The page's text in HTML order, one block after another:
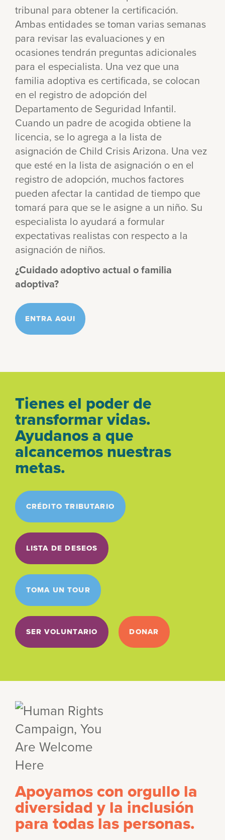
tribunal para obtener la certificación.
Ambas entidades se toman varias semanas
para revisar las evaluaciones y en
ocasiones tendrán preguntas adicionales
para el especialista. Una vez que una
familia adoptiva es certificada, se colocan
en el registro de adopción del
Departamento de Seguridad Infantil.
Cuando un padre de acogida obtiene la
licencia, se lo agrega a la lista de
asignación de Child Crisis Arizona. Una vez
que esté en la lista de asignación o en el
registro de adopción, muchos factores
pueden afectar la cantidad de tiempo que
tomará para que se le asigne a un niño. Su
especialista lo ayudará a formular
expectativas realistas con respecto a la
asignación de niños.
¿Cuidado adoptivo actual o familia
adoptiva?
ENTRA AQUI
Tienes el poder de
transformar vidas.
Ayudanos a que
alcancemos nuestras
metas.
CRÉDITO TRIBUTARIO
LISTA DE DESEOS
TOMA UN TOUR
SER VOLUNTARIO DONAR
Apoyamos con orgullo la
diversidad y la inclusión
para todas las personas.